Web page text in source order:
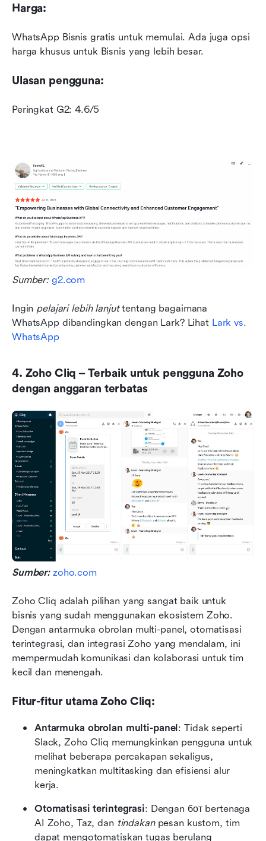
Harga:
WhatsApp Bisnis gratis untuk memulai. Ada juga opsi
harga khusus untuk Bisnis yang lebih besar.
Ulasan pengguna:
Peringkat G2: 4.6/5
Sumber: g2.com
Ingin pelajari lebih lanjut tentang bagaimana
WhatsApp dibandingkan dengan Lark? Lihat Lark vs.
WhatsApp
4. Zoho Cliq – Terbaik untuk pengguna Zoho
dengan anggaran terbatas
Sumber: zoho.com
Zoho Cliq adalah pilihan yang sangat baik untuk
bisnis yang sudah menggunakan ekosistem Zoho.
Dengan antarmuka obrolan multi-panel, otomatisasi
terintegrasi, dan integrasi Zoho yang mendalam, ini
mempermudah komunikasi dan kolaborasi untuk tim
kecil dan menengah.
Fitur-fitur utama Zoho Cliq:
Antarmuka obrolan multi-panel : Tidak seperti
Slack, Zoho Cliq memungkinkan pengguna untuk
melihat beberapa percakapan sekaligus,
meningkatkan multitasking dan efisiensi alur
kerja.
Otomatisasi terintegrasi: Dengan бот bertenaga
AI Zoho, Taz, dan tindakan pesan kustom, tim
dapat mengotomatiskan tugas berulang